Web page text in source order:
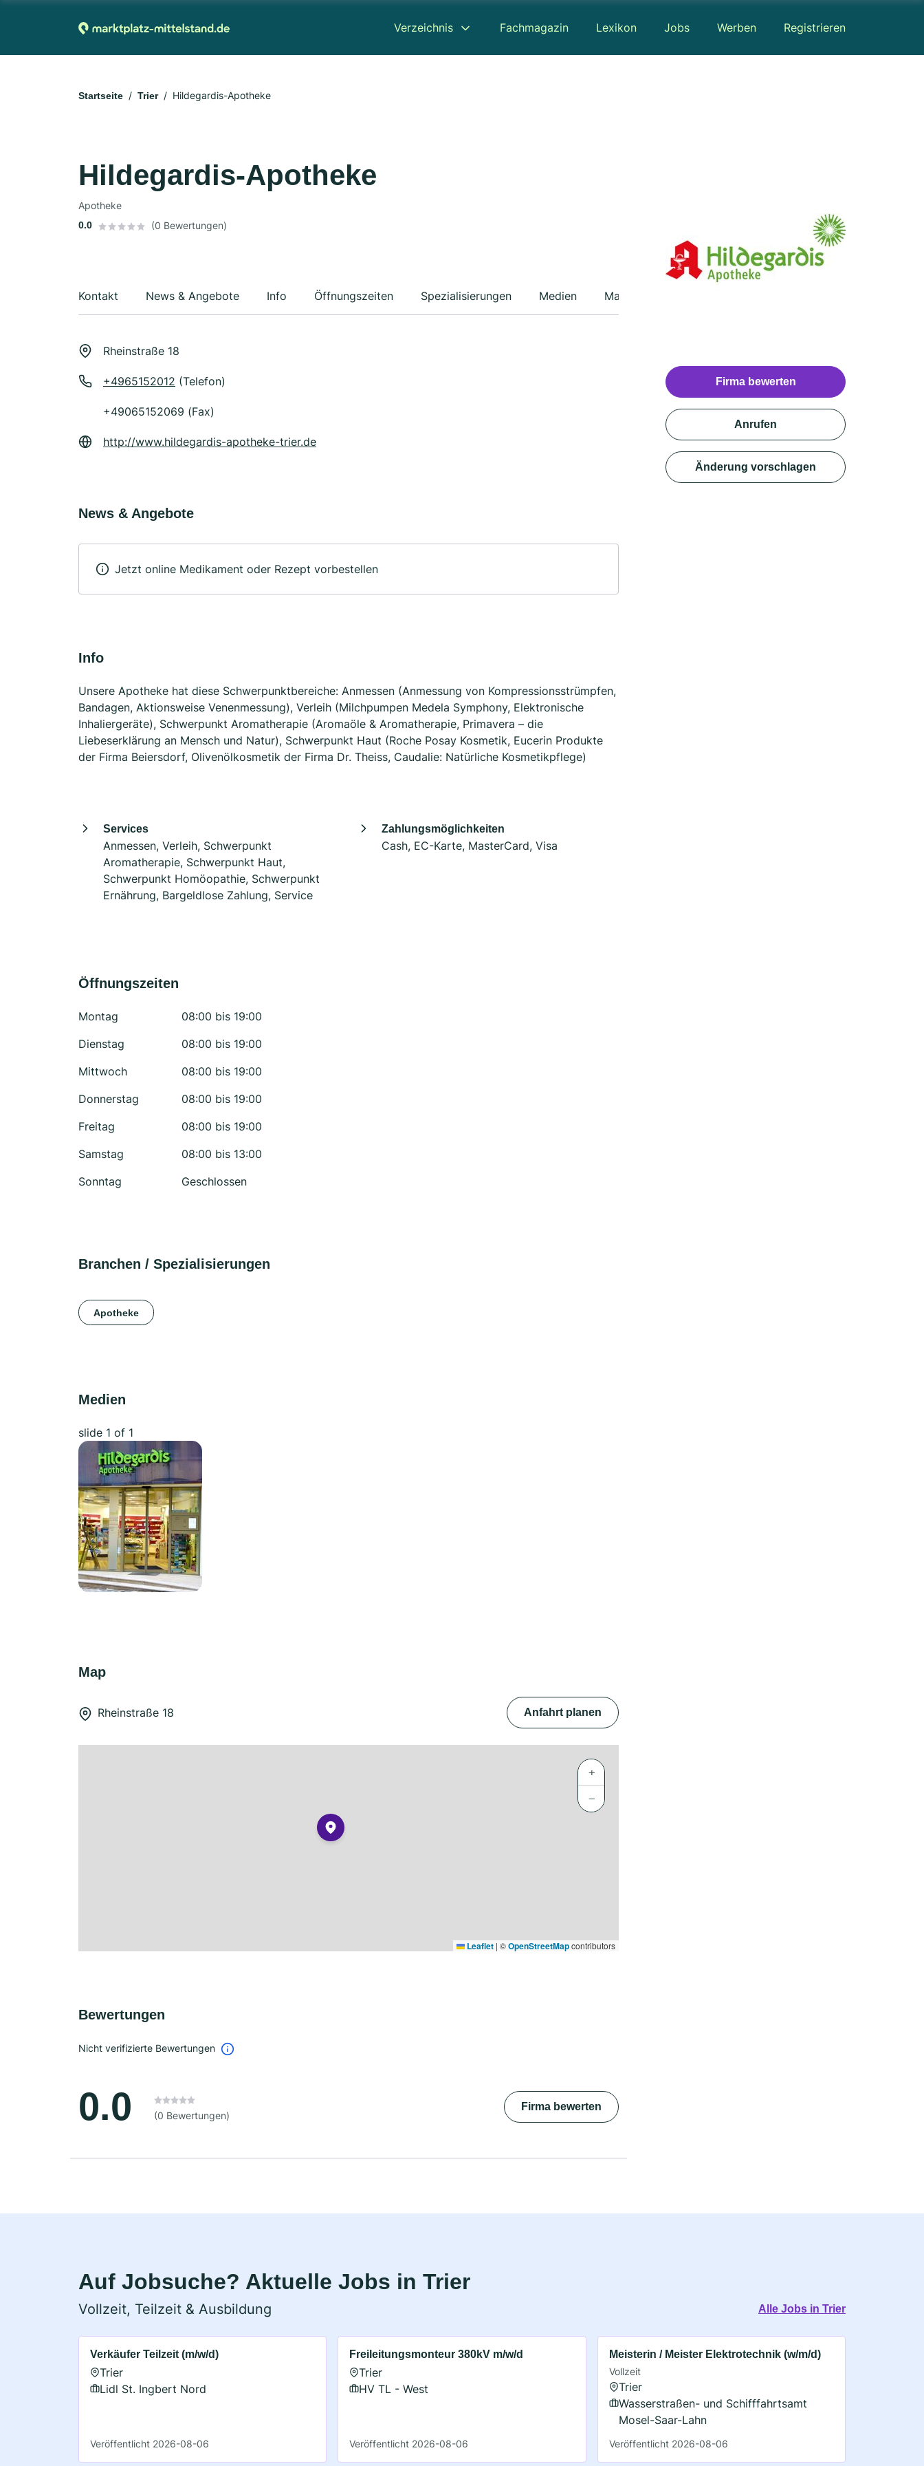
Verzeichnis Fachmagazin Lexikon Jobs Werben Registrieren
Startseite Trier Hildegardis-Apotheke
Hildegardis-Apotheke
Apotheke
0.0 (0 Bewertungen)
Kontakt News & Angebote Info Öffnungszeiten Spezialisierungen Medien Map
Rheinstraße 18
+4965152012 (Telefon)
+49065152069 (Fax)
http://www.hildegardis-apotheke-trier.de
News & Angebote
Jetzt online Medikament oder Rezept vorbestellen
Info
Unsere Apotheke hat diese Schwerpunktbereiche: Anmessen (Anmessung von Kompressionsstrümpfen,
Bandagen, Aktionsweise Venenmessung), Verleih (Milchpumpen Medela Symphony, Elektronische
Inhaliergeräte), Schwerpunkt Aromatherapie (Aromaöle & Aromatherapie, Primavera – die
Liebeserklärung an Mensch und Natur), Schwerpunkt Haut (Roche Posay Kosmetik, Eucerin Produkte
der Firma Beiersdorf, Olivenölkosmetik der Firma Dr. Theiss, Caudalie: Natürliche Kosmetikpflege)
Services
Anmessen, Verleih, Schwerpunkt
Aromatherapie, Schwerpunkt Haut,
Schwerpunkt Homöopathie, Schwerpunkt
Ernährung, Bargeldlose Zahlung, Service
Zahlungsmöglichkeiten
Cash, EC-Karte, MasterCard, Visa
Öffnungszeiten
Montag
08:00 bis 19:00
Dienstag
08:00 bis 19:00
Mittwoch
08:00 bis 19:00
Donnerstag
08:00 bis 19:00
Freitag
08:00 bis 19:00
Samstag
08:00 bis 13:00
Sonntag
Geschlossen
Branchen / Spezialisierungen
Apotheke
Medien
slide 1 of 1
Map
Rheinstraße 18 Anfahrt planen
+
−
Leaflet | ©OpenStreetMapcontributors
Bewertungen
Nicht verifizierte Bewertungen
0.0 (0 Bewertungen)
Firma bewerten
Firma bewerten
Anrufen
Änderung vorschlagen
Auf Jobsuche? Aktuelle Jobs in Trier
Vollzeit, Teilzeit & Ausbildung Alle Jobs in Trier
Verkäufer Teilzeit (m/w/d)
Trier
Lidl St. Ingbert Nord
Veröffentlicht 2026-08-06
Freileitungsmonteur 380kV m/w/d
Trier
HV TL - West
Veröffentlicht 2026-08-06
Meisterin / Meister Elektrotechnik (w/m/d)
Vollzeit
Trier
Wasserstraßen- und Schifffahrtsamt
Mosel-Saar-Lahn
Veröffentlicht 2026-08-06